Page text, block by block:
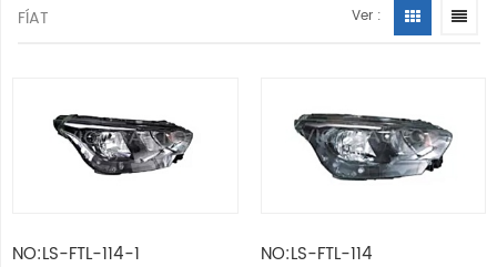
FÍAT Ver :
NO:LS-FTL-114-1
NO:LS-FTL-114